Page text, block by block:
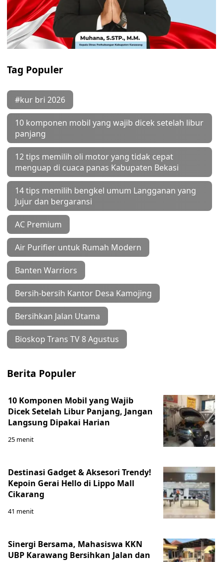
Tag Populer
#kur bri 2026
10 komponen mobil yang wajib dicek setelah libur
panjang
12 tips memilih oli motor yang tidak cepat
menguap di cuaca panas Kabupaten Bekasi
14 tips memilih bengkel umum Langganan yang
Jujur dan bergaransi
AC Premium
Air Purifier untuk Rumah Modern
Banten Warriors
Bersih-bersih Kantor Desa Kamojing
Bersihkan Jalan Utama
Bioskop Trans TV 8 Agustus
Berita Populer
10 Komponen Mobil yang Wajib
Dicek Setelah Libur Panjang, Jangan
Langsung Dipakai Harian
25 menit
Destinasi Gadget & Aksesori Trendy!
Kepoin Gerai Hello di Lippo Mall
Cikarang
41 menit
Sinergi Bersama, Mahasiswa KKN
UBP Karawang Bersihkan Jalan dan